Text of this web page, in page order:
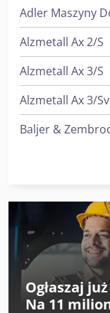
Adler Maszyny
Alzmetall Ax 2/S
Alzmetall Ax 3/S
Alzmetall Ax 3/Sv
Baljer &
Index Ms22-6
Linde A
Ogłaszaj
Na 11